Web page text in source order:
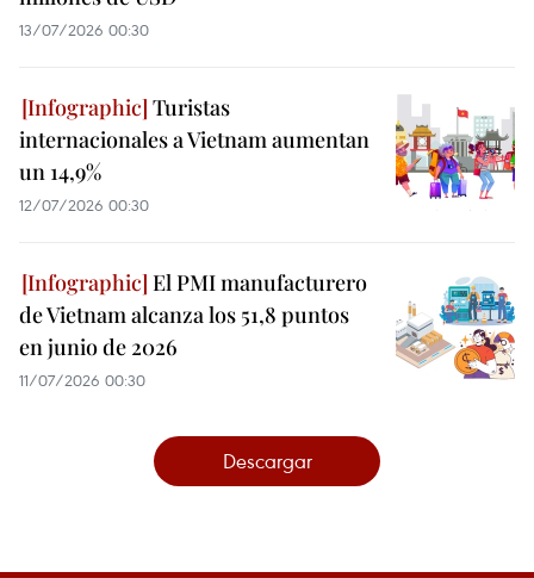
13/07/2026 00:30
Turistas
internacionales a Vietnam aumentan
un 14,9%
12/07/2026 00:30
El PMI manufacturero
de Vietnam alcanza los 51,8 puntos
en junio de 2026
11/07/2026 00:30
Descargar